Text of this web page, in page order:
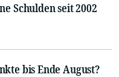
Schulden seit 2002
bis Ende August?